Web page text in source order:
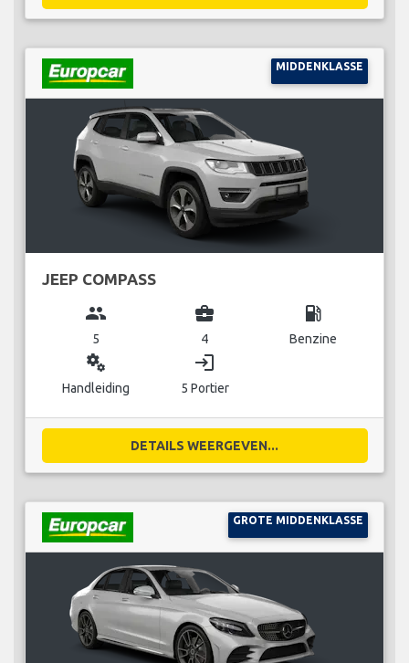
MIDDENKLASSE
JEEP COMPASS
group
5
business_center
4
local_gas_station
Benzine
miscellaneous_services
Handleiding
login
5 Portier
DETAILS WEERGEVEN...
GROTE MIDDENKLASSE